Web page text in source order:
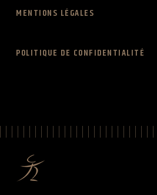
MENTIONS LÉGALES
POLITIQUE DE CONFIDENTIALITÉ